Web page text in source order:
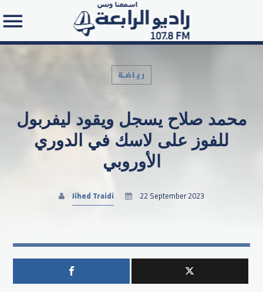
Search in the website:
رياضـة
محمد صلاح يسجل ويقود ليفربول
للفوز على لاسك في الدوري
الأوروبي
Jihed Traidi 22 September 2023